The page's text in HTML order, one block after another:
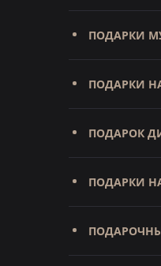
ПОДАРКИ
ПОДАРКИ
ПОДАРОК
ПОДАРКИ